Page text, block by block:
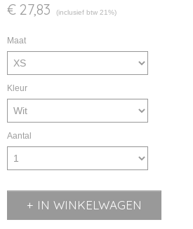
€ 27,83 (inclusief btw 21%)
Maat
Kleur
Aantal
IN WINKELWAGEN